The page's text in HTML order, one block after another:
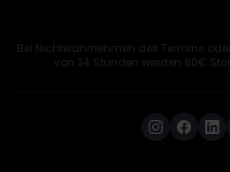
Bei Nichtwahrnehmen des Termins
von 24 Stunden werden 80€